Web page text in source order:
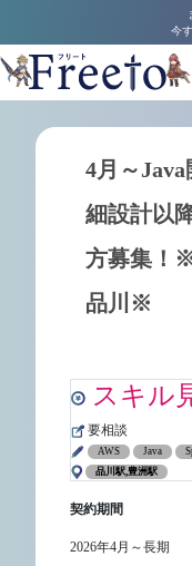
今
4月～
細設計以
方募集！
品川※
スキル
要相談
AWS Java
品川駅,豊洲駅
契約期間
2026年4月～長期